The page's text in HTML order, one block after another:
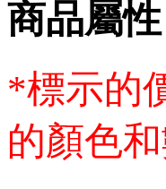
商品屬性
*標示的
的顏色